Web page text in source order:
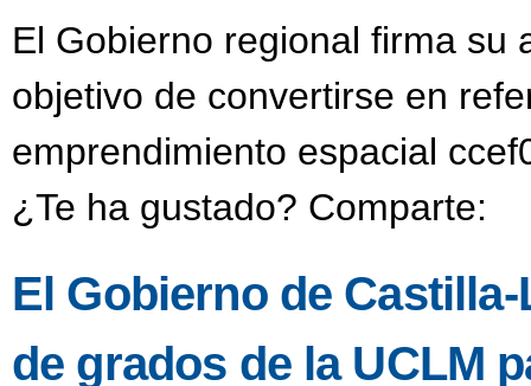
El Gobierno regional firma su
objetivo de convertirse en
emprendimiento espacial
¿Te ha gustado? Comparte:
El Gobierno de
de grados de la UCLM